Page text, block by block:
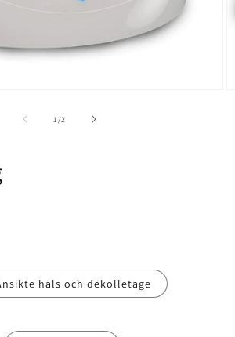
1/av2
hals och dekolletage